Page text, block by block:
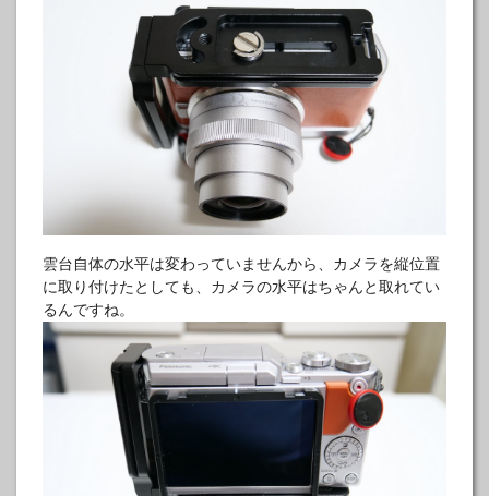
雲台自体の水平は変わっていませんから、カメラを縦位置
に取り付けたとしても、カメラの水平はちゃんと取れてい
るんですね。